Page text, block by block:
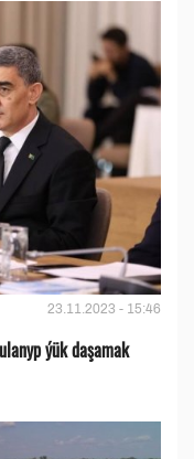
23.11.2023 - 15:46
ýük daşamak